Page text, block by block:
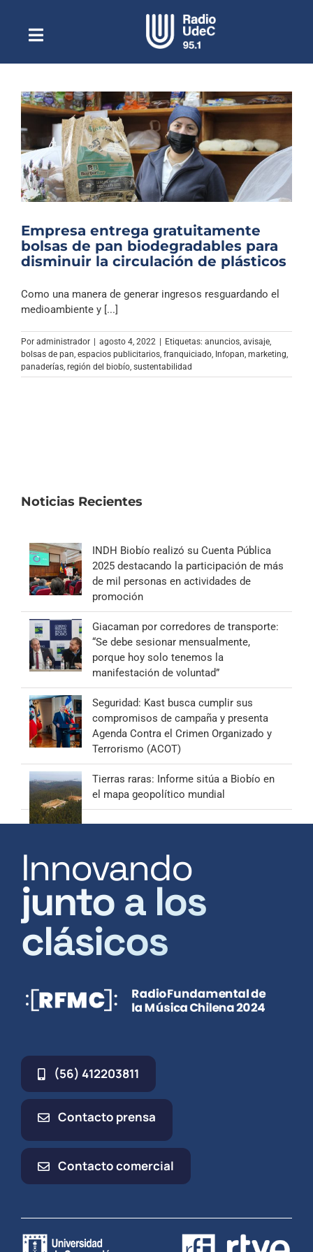
contenidoToggle
NavigationEscuchar Radio UdeC en vivo
Quiénes Somos
Programación
Podcast
Noticias
Columnas
Música Clásica
Especiales
Empresa entrega gratuitamente
bolsas de pan biodegradables para
disminuir la circulación de plásticos
Como una manera de generar ingresos resguardando el
medioambiente y [...]
Por administrador | agosto 4, 2022 | Etiquetas: anuncios avisaje
bolsas de pan espacios publicitarios franquiciado Infopan marketing
panaderías región del biobío sustentabilidad
Noticias Recientes
INDH Biobío realizó su Cuenta Pública
2025 destacando la participación de más
de mil personas en actividades de
promoción
Giacaman por corredores de transporte:
“Se debe sesionar mensualmente,
porque hoy solo tenemos la
manifestación de voluntad”
Seguridad: Kast busca cumplir sus
compromisos de campaña y presenta
Agenda Contra el Crimen Organizado y
Terrorismo (ACOT)
Tierras raras: Informe sitúa a Biobío en
el mapa geopolítico mundial
Innovando
junto a los
clásicos
(56) 412203811
Contacto prensa
Contacto comercial